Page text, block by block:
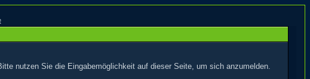
nutzen Sie die Eingabemöglichkeit auf dieser Seite, um sich anzumelden.